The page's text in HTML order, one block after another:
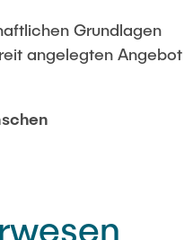
Grundlagen
angelegten Angebot